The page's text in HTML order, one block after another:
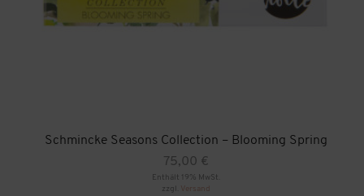
Schmincke Seasons Collection – Blooming Spring
75,00 €
Enthält 19% MwSt.
zzgl. Versand